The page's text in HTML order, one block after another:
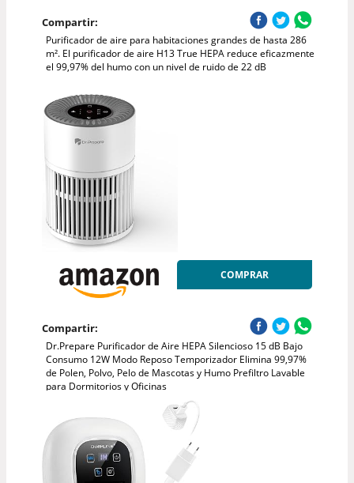
Compartir:
Purificador de aire para habitaciones grandes de hasta 286
m². El purificador de aire H13 True HEPA reduce eficazmente
el 99,97% del humo con un nivel de ruido de 22 dB
COMPRAR
Compartir:
Dr.Prepare Purificador de Aire HEPA Silencioso 15 dB Bajo
Consumo 12W Modo Reposo Temporizador Elimina 99,97%
de Polen, Polvo, Pelo de Mascotas y Humo Prefiltro Lavable
para Dormitorios y Oficinas